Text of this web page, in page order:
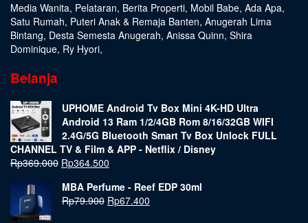
Media Wanita, Pelataran, Berita Properti, Mobil Babe, Ada Apa,
Satu Rumah, Puteri Anak & Remaja Banten, Anugerah Lima
Bintang, Desta Semesta Anugerah, Anissa Quinn, Shira
Dominique, Ry Hyori,
Belanja
UPHOME Android Tv Box Mini 4K-HD Ultra
Android 13 Ram 1/2/4GB Rom 8/16/32GB WIFI
2.4G/5G Bluetooth Smart Tv Box Unlock FULL
CHANNEL TV & Film & APP - Netflix / Disney
Rp369.000 Rp364.500
MBA Perfume - Reef EDP 30ml
Rp79.900 Rp67.400